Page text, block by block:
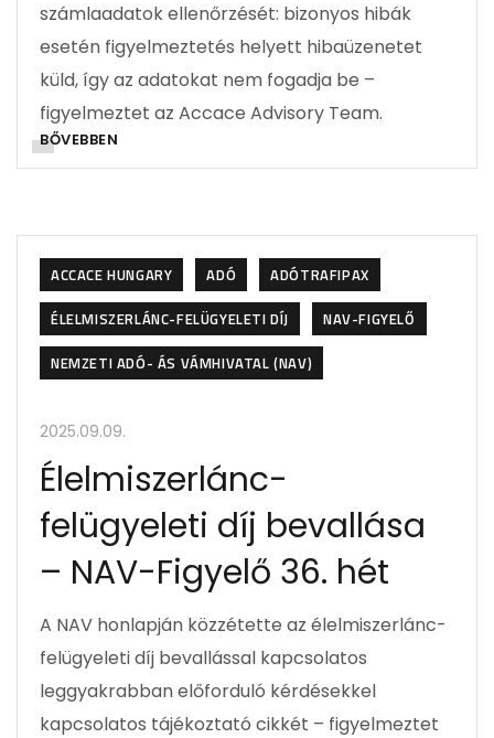
számlaadatok ellenőrzését: bizonyos hibák
esetén figyelmeztetés helyett hibaüzenetet
küld, így az adatokat nem fogadja be –
figyelmeztet az Accace Advisory Team.
BŐVEBBEN
ACCACE HUNGARY ADÓ
ADÓTRAFIPAX
ÉLELMISZERLÁNC-FELÜGYELETI DÍJ
NAV-FIGYELŐ
NEMZETI ADÓ- ÁS VÁMHIVATAL (NAV)
2025.09.09.
Élelmiszerlánc-
felügyeleti díj bevallása
– NAV-Figyelő 36. hét
A NAV honlapján közzétette az élelmiszerlánc-
felügyeleti díj bevallással kapcsolatos
leggyakrabban előforduló kérdésekkel
kapcsolatos tájékoztató cikkét – figyelmeztet